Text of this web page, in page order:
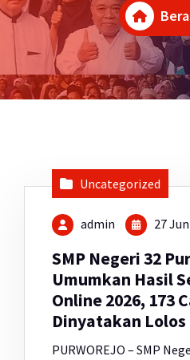
Uncategorized
admin 27
SMP Negeri 32
Umumkan Hasil
Online 2026, 173
Dinyatakan Lolos
PURWOREJO – SMP